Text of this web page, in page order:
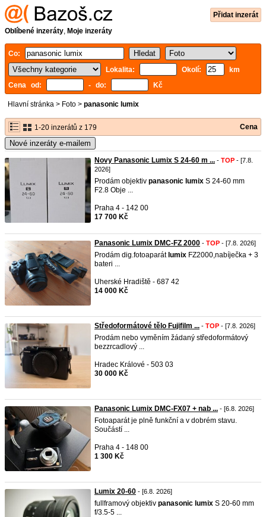
Přidat inzerát
Oblíbené inzeráty, Moje inzeráty
Co:
Lokalita:
Okolí:
km
Cena od:
- do: Kč
Hlavní stránka > Foto > panasonic lumix
1-20 inzerátů z 179 Cena
Nové inzeráty e-mailem
Novy Panasonic Lumix S 24-60 m ... - TOP - [7.8.
2026]
Prodám objektiv panasonic lumix S 24-60 mm
F2.8 Obje ...
Praha 4 - 142 00
17 700 Kč
Panasonic Lumix DMC-FZ 2000 - TOP - [7.8. 2026]
Prodám dig.fotoaparát lumix FZ2000,nabíječka + 3
bateri ...
Uherské Hradiště - 687 42
14 000 Kč
Středoformátové tělo Fujifilm ... - TOP - [7.8. 2026]
Prodám nebo vyměním žádaný středoformátový
bezzrcadlový ...
Hradec Králové - 503 03
30 000 Kč
Panasonic Lumix DMC-FX07 + nab ... - [6.8. 2026]
Fotoaparát je plně funkční a v dobrém stavu.
Součástí ...
Praha 4 - 148 00
1 300 Kč
Lumix 20-60 - [6.8. 2026]
fullframový objektiv panasonic lumix S 20-60 mm
f/3.5-5 ...